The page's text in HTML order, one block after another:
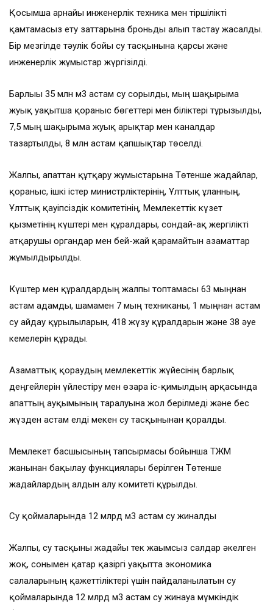
Қосымша арнайы инженерлік техника мен тіршілікті
қамтамасыз ету заттарына броньды алып тастау жасалды.
Бір мезгілде тәулік бойы су тасқынына қарсы және
инженерлік жұмыстар жүргізілді.
Барлығы 35 млн м3 астам су сорылды, мың шақырымға
жуық уақытша қорғаныс бөгеттері мен біліктері тұрғызылды,
7,5 мың шақырымға жуық арықтар мен каналдар
тазартылды, 8 млн астам қапшықтар төселді.
Жалпы, апаттан құтқару жұмыстарына Төтенше жағдайлар,
қорғаныс, ішкі істер министрліктерінің, Ұлттық ұланның,
Ұлттық қауіпсіздік комитетінің, Мемлекеттік күзет
қызметінің күштері мен құралдары, сондай-ақ жергілікті
атқарушы органдар мен бей-жай қарамайтын азаматтар
жұмылдырылды.
Күштер мен құралдардың жалпы топтамасы 63 мыңнан
астам адамды, шамамен 7 мың техниканы, 1 мыңнан астам
су айдау құрылғыларын, 418 жүзу құралдарын және 38 әуе
кемелерін құрады.
Азаматтық қорғаудың мемлекеттік жүйесінің барлық
деңгейлерін үйлестіру мен өзара іс-қимылдың арқасында
апаттың ауқымының таралуына жол берілмеді және бес
жүзден астам елді мекен су тасқынынан қорғалды.
Мемлекет басшысының тапсырмасы бойынша ТЖМ
жанынан бақылау функциялары берілген Төтенше
жағдайлардың алдын алу комитеті құрылды.
Су қоймаларында 12 млрд м3 астам су жиналды
Жалпы, су тасқыны жағдайы тек жағымсыз салдар әкелген
жоқ, сонымен қатар қазіргі уақытта экономика
салаларының қажеттіліктері үшін пайдаланылатын су
қоймаларында 12 млрд м3 астам су жинауға мүмкіндік